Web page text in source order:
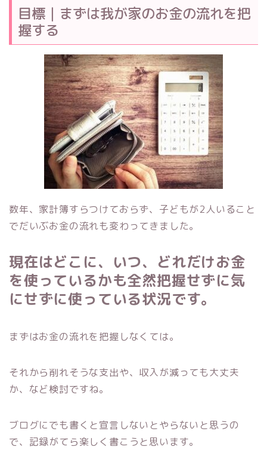
目標｜まずは我が家のお金の流れを把
握する
数年、家計簿すらつけておらず、子どもが2人いること
でだいぶお金の流れも変わってきました。
現在はどこに、いつ、どれだけお金
を使っているかも全然把握せずに気
にせずに使っている状況です。
まずはお金の流れを把握しなくては。
それから削れそうな支出や、収入が減っても大丈夫
か、など検討ですね。
ブログにでも書くと宣言しないとやらないと思うの
で、記録がてら楽しく書こうと思います。